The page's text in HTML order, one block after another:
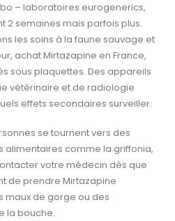
– laboratoires eurogenerics,
2 semaines mais parfois plus.
les soins à la faune sauvage et
achat Mirtazapine en France,
sous plaquettes. Des appareils
vétérinaire et de radiologie
effets secondaires surveiller.
se tournent vers des
alimentaires comme la griffonia,
votre médecin dès que
de prendre Mirtazapine
maux de gorge ou des
la bouche.